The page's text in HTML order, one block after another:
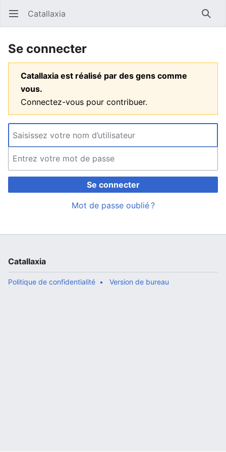
Ouvrir le menu principal Catallaxia
Se connecter
Catallaxia est réalisé par des gens comme
vous.
Connectez-vous pour contribuer.
Se connecter
Mot de passe oublié ?
Catallaxia
Politique de confidentialité Version de bureau